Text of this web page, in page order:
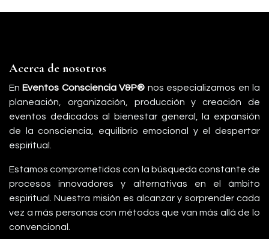
Acerca de nosotros
En Eventos Consciencia V&P® nos especializamos en la
planeación, organización, producción y creación de
eventos dedicados al bienestar general, la expansión
de la consciencia, equilibrio emocional y el despertar
espiritual.
Estamos comprometidos con la búsqueda constante de
procesos innovadores y alternativas en el ámbito
espiritual. Nuestra misión es alcanzar y sorprender cada
vez a más personas con métodos que van más allá de lo
convencional.